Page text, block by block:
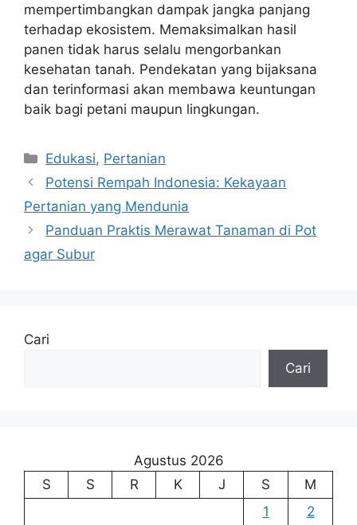
mempertimbangkan dampak jangka panjang
terhadap ekosistem. Memaksimalkan hasil
panen tidak harus selalu mengorbankan
kesehatan tanah. Pendekatan yang bijaksana
dan terinformasi akan membawa keuntungan
baik bagi petani maupun lingkungan.
Kategori
Edukasi, Pertanian
Potensi Rempah Indonesia: Kekayaan
Pertanian yang Mendunia
Panduan Praktis Merawat Tanaman di Pot
agar Subur
Cari
Cari
Agustus 2026
S
S R K J S
M
1
2